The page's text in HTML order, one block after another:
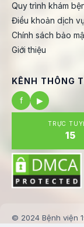
Quy trình khám
Điều khoản dịch
Chính sách bảo
Giới thiệu
KÊNH THÔNG
f
▶
TRỰC
15
© 2024 Bệnh viện